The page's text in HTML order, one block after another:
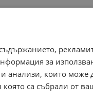
за
анализи, които може
са събрали от